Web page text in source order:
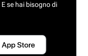
E se hai bisogno di